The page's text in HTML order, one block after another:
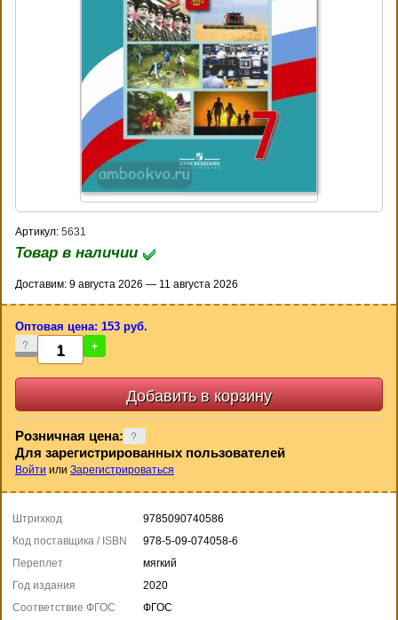
Артикул: 5631
Товар в наличии
Доставим: 9 августа 2026 — 11 августа 2026
Оптовая цена: 153 руб.
- +
Розничная цена:
Для зарегистрированных пользователей
Войти или Зарегистрироваться
Штрихкод
9785090740586
Код поставщика / ISBN
978-5-09-074058-6
Переплет
мягкий
Год издания
2020
Соответствие ФГОС
ФГОС